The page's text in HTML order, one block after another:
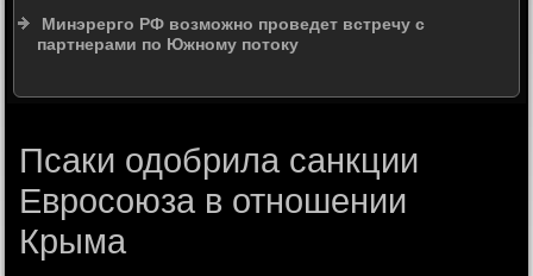
Минэрерго РФ возможно проведет встречу с
партнерами по Южному потоку
Псаки одобрила санкции
Евросоюза в отношении
Крыма